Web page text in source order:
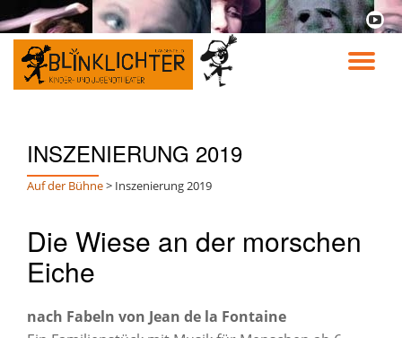
Skip
content
fa-
play
INSZENIERUNG 2019
Auf der Bühne> Inszenierung 2019
Die Wiese an der morschen
Eiche
nach Fabeln von Jean de la Fontaine